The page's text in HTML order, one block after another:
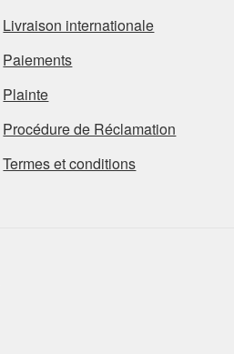
Livraison internationale
Paiements
Plainte
Procédure de Réclamation
Termes et conditions